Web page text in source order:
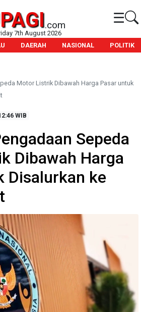
.com ☰
7th August 2026
DAERAH NASIONAL POLITIK
Motor Listrik Dibawah Harga Pasar untuk
WIB
Sepeda
Dibawah Harga
Disalurkan ke